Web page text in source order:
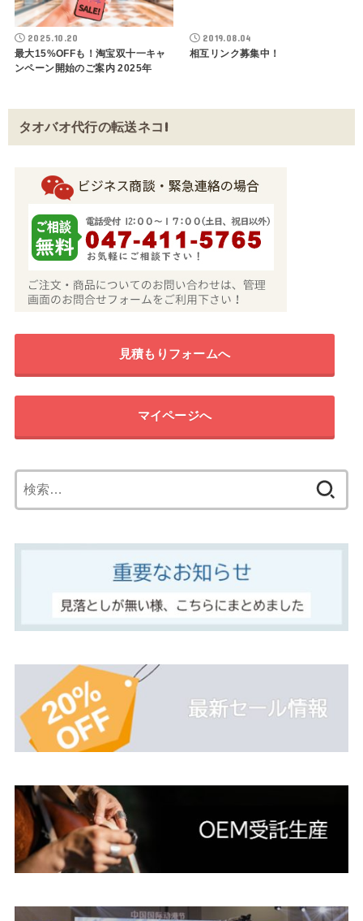
2025.10.20
最大15%OFFも！淘宝双十一キャ
ンペーン開始のご案内 2025年
2019.08.04
相互リンク募集中！
タオバオ代行の転送ネコ!
見積もりフォームへ
マイページへ
索: